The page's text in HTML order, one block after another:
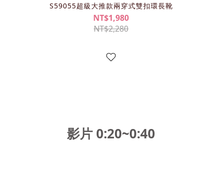
S59055超級大推款兩穿式雙扣環長靴
NT$1,980
NT$2,280
影片 0:20~0:40